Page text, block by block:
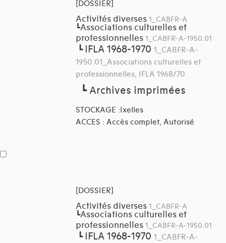
[DOSSIER]
Activités diverses 1_CABFR-A
┗Associations culturelles et
professionnelles 1_CABFR-A-1950.01
┗ IFLA 1968-1970 1_CABFR-A-
1950.01_Associations culturelles et
professionnelles, IFLA 1968/70
┗Archives imprimées
STOCKAGE :Ixelles
ACCES : Accès complet, Autorisé
[DOSSIER]
Activités diverses 1_CABFR-A
┗Associations culturelles et
professionnelles 1_CABFR-A-1950.01
┗ IFLA 1968-1970 1_CABFR-A-